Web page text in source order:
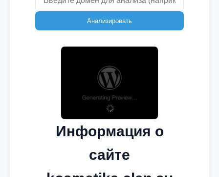
Анализировать
Информация о
сайте